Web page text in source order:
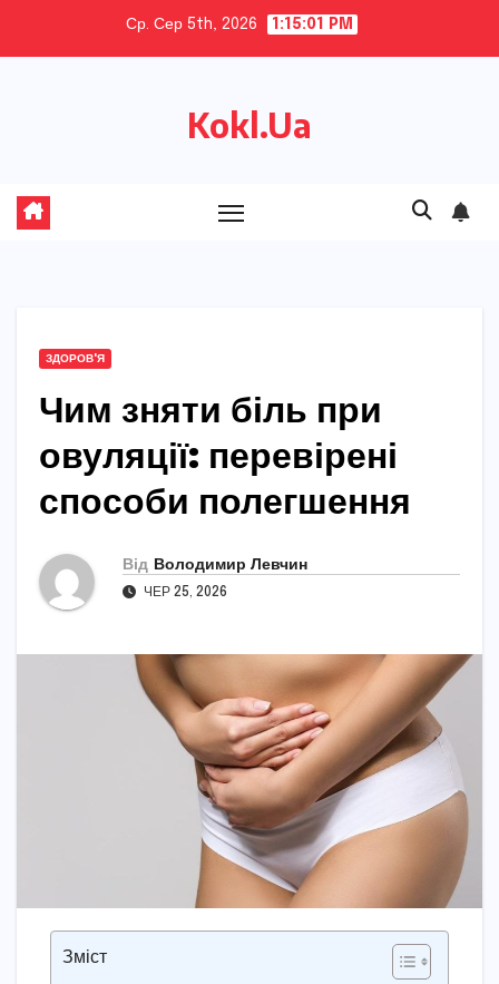
Ср. Сер 5th, 2026 1:15:02 PM
Kokl.Ua
ЗДОРОВ'Я
Чим зняти біль при
овуляції: перевірені
способи полегшення
Від Володимир Левчин
ЧЕР 25, 2026
Зміст